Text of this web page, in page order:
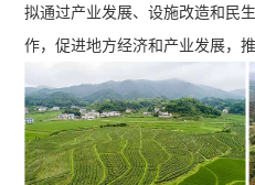
拟通过产业发展、设施改造和民
作，促进地方经济和产业发展，